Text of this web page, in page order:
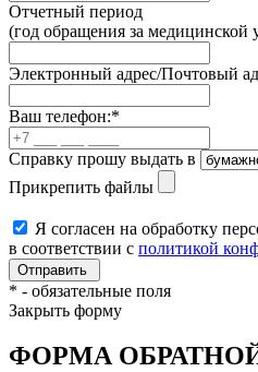
Отчетный период
(год обращения за медицинской
Электронный адрес/Почтовый
Ваш телефон:*
Справку прошу выдать в
Прикрепить файлы
Я согласен на обработку
в соответствии с политикой
* - обязательные поля
Закрыть форму
ФОРМА